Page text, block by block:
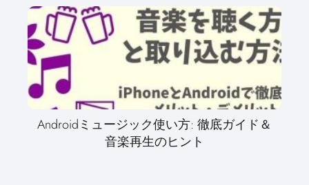
Androidミュージック使い方: 徹底ガイド＆
音楽再生のヒント